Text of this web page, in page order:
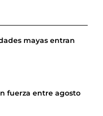
mayas entran
fuerza entre agosto